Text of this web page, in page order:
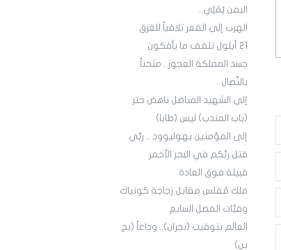
اليمن يُمْلِي..
الهرب إلى القعر تلافياً للغرق
21 أيلول تلقف ما يأفكون
جسد المملكة العجوز.. مثخناً
بالنِّصال
إلى الشهيد المناضل ناهض حتر
(باب المندب) ليس (طابا)
إلى المؤمنين بهوليوود .. ربِّي
قتل ربَّكم في البحر الأحمر
قبيلة فوق العادة
ملك مُفلس مقابل زجاجة كونياك
وفيَّات الفصل السابع
العالم بتوقيت (نجران).. وداعاً (بج
بن)